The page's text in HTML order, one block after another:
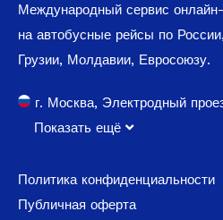
Международный сервис
на автобусные рейсы по
Грузии, Молдавии, Евросоюзу.
г. Москва, Электродный
Показать ещё
Политика конфиденциальности
Публичная оферта